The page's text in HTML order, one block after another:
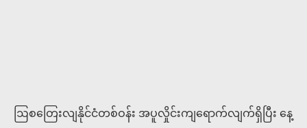
ဩစတြေးလျနိုင်ငံတစ်ဝန်း အပူလှိုင်းကျရောက်လျက်ရှိပြီး နေ့